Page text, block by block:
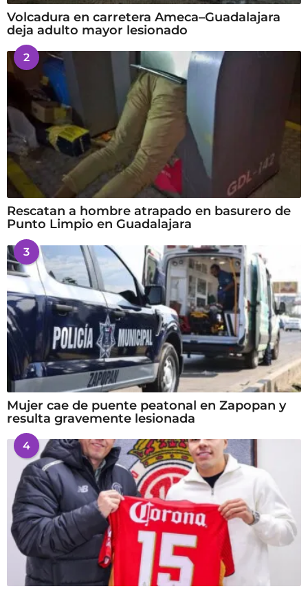
Volcadura en carretera Ameca–Guadalajara
deja adulto mayor lesionado
2
Rescatan a hombre atrapado en basurero de
Punto Limpio en Guadalajara
3
Mujer cae de puente peatonal en Zapopan y
resulta gravemente lesionada
4